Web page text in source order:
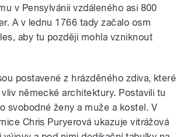
v Pensylvánii vzdáleného asi 800
A v lednu 1766 tady začalo osm
aby tu později mohla vzniknout
postavené z hrázděného zdiva, které
německé architektury. Postavili tu
svobodné ženy a muže a kostel. V
Chris Puryerová ukazuje vitrážová